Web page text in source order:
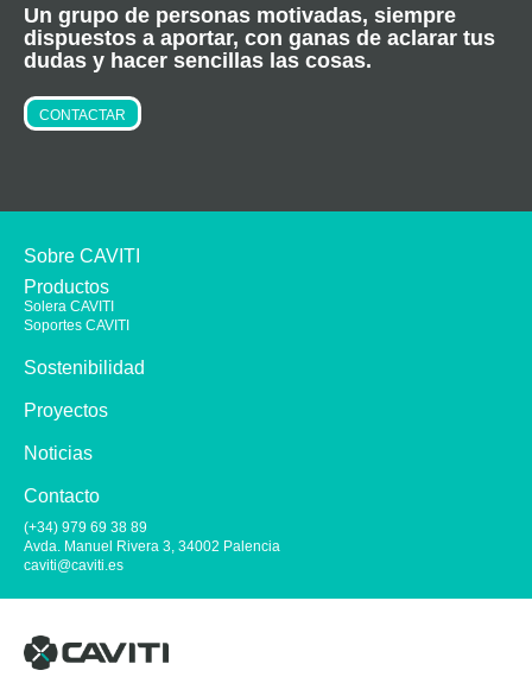
Un grupo de personas motivadas, siempre
dispuestos a aportar, con ganas de aclarar tus
dudas y hacer sencillas las cosas.
CONTACTAR
Sobre CAVITI
Productos
Solera CAVITI
Soportes CAVITI
Sostenibilidad
Proyectos
Noticias
Contacto
(+34) 979 69 38 89
Avda. Manuel Rivera 3, 34002 Palencia
caviti@caviti.es